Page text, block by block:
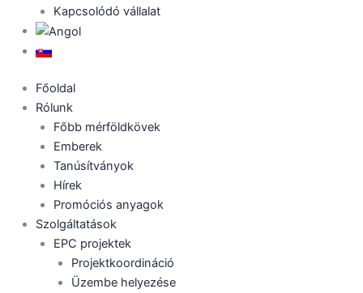
Kapcsolódó vállalat
Főoldal
Rólunk
Főbb mérföldkövek
Emberek
Tanúsítványok
Hírek
Promóciós anyagok
Szolgáltatások
EPC projektek
Projektkoordináció
Üzembe helyezése